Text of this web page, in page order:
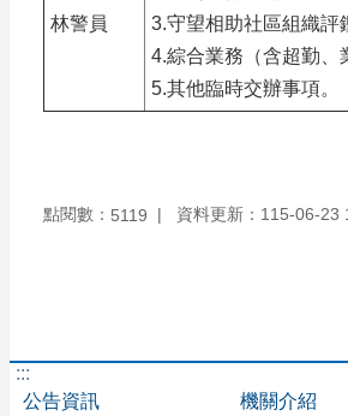
林警員
3.守望相助社區組織評
4.綜合業務（含超勤、
5.其他臨時交辦事項。
點閱數： 5119 資料更新：115-06-23
:::
公告資訊
機關介紹